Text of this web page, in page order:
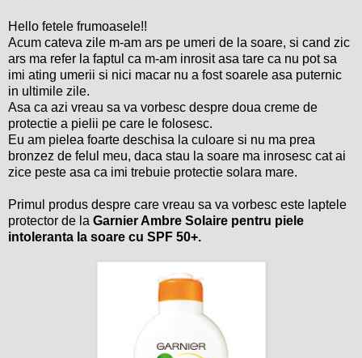
Hello fetele frumoasele!!
Acum cateva zile m-am ars pe umeri de la soare, si cand zic
ars ma refer la faptul ca m-am inrosit asa tare ca nu pot sa
imi ating umerii si nici macar nu a fost soarele asa puternic
in ultimile zile.
Asa ca azi vreau sa va vorbesc despre doua creme de
protectie a pielii pe care le folosesc.
Eu am pielea foarte deschisa la culoare si nu ma prea
bronzez de felul meu, daca stau la soare ma inrosesc cat ai
zice peste asa ca imi trebuie protectie solara mare.
Primul produs despre care vreau sa va vorbesc este laptele
protector de la Garnier Ambre Solaire pentru piele
intoleranta la soare cu SPF 50+.